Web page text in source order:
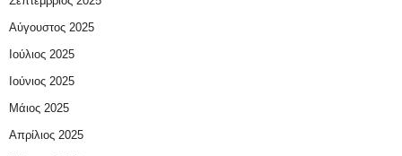
Αύγουστος 2025
Ιούλιος 2025
Ιούνιος 2025
Μάιος 2025
Απρίλιος 2025